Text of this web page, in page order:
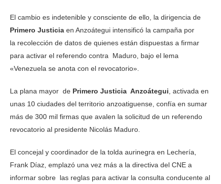
El cambio es indetenible y consciente de ello, la dirigencia de
Primero Justicia en Anzoátegui intensificó la campaña por
la recolección de datos de quienes están dispuestas a firmar
para activar el referendo contra Maduro, bajo el lema
«Venezuela se anota con el revocatorio».
La plana mayor de Primero Justicia Anzoátegui, activada en
unas 10 ciudades del territorio anzoatiguense, confía en sumar
más de 300 mil firmas que avalen la solicitud de un referendo
revocatorio al presidente Nicolás Maduro.
El concejal y coordinador de la tolda aurinegra en Lechería,
Frank Díaz, emplazó una vez más a la directiva del CNE a
informar sobre las reglas para activar la consulta conducente al